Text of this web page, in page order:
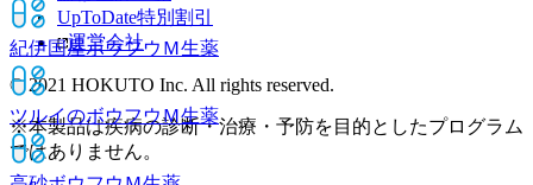
紀伊国屋ボウフウＭ生薬
ツルイのボウフウＭ生薬
UpToDate特別割引
運営会社
© 2021 HOKUTO Inc. All rights reserved.
※本製品は疾病の診断・治療・予防を目的としたプログラム
ではありません。